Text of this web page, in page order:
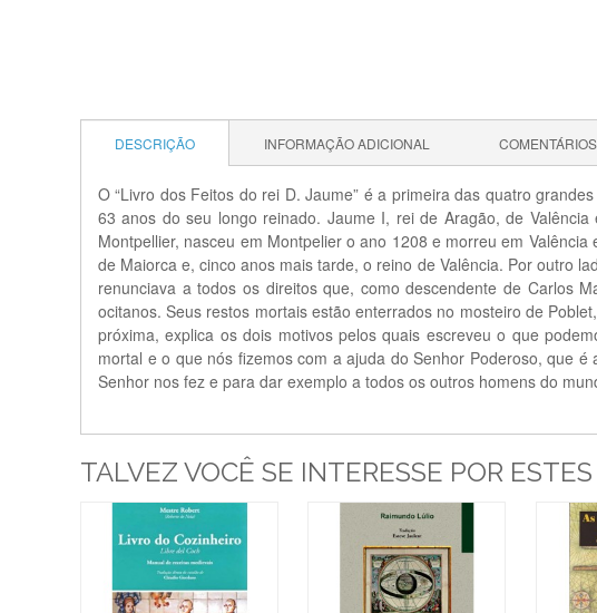
DESCRIÇÃO INFORMAÇÃO ADICIONAL COMENTÁRIOS
O “Livro dos Feitos do rei D. Jaume” é a primeira das quatro
63 anos do seu longo reinado. Jaume I, rei de Aragão, de
Montpellier, nasceu em Montpelier o ano 1208 e morreu em
de Maiorca e, cinco anos mais tarde, o reino de Valência. Por outro
renunciava a todos os direitos que, como descendente de Carlos
ocitanos. Seus restos mortais estão enterrados no mosteiro de
próxima, explica os dois motivos pelos quais escreveu o que
mortal e o que nós fizemos com a ajuda do Senhor Poderoso, que
Senhor nos fez e para dar exemplo a todos os outros homens do
TALVEZ VOCÊ SE INTERESSE POR